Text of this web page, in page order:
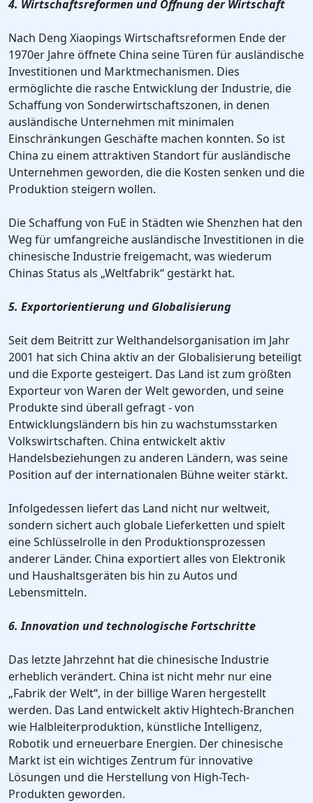
4. Wirtschaftsreformen und Öffnung der Wirtschaft
Nach Deng Xiaopings Wirtschaftsreformen Ende der
1970er Jahre öffnete China seine Türen für ausländische
Investitionen und Marktmechanismen. Dies
ermöglichte die rasche Entwicklung der Industrie, die
Schaffung von Sonderwirtschaftszonen, in denen
ausländische Unternehmen mit minimalen
Einschränkungen Geschäfte machen konnten. So ist
China zu einem attraktiven Standort für ausländische
Unternehmen geworden, die die Kosten senken und die
Produktion steigern wollen.
Die Schaffung von FuE in Städten wie Shenzhen hat den
Weg für umfangreiche ausländische Investitionen in die
chinesische Industrie freigemacht, was wiederum
Chinas Status als „Weltfabrik“ gestärkt hat.
5. Exportorientierung und Globalisierung
Seit dem Beitritt zur Welthandelsorganisation im Jahr
2001 hat sich China aktiv an der Globalisierung beteiligt
und die Exporte gesteigert. Das Land ist zum größten
Exporteur von Waren der Welt geworden, und seine
Produkte sind überall gefragt - von
Entwicklungsländern bis hin zu wachstumsstarken
Volkswirtschaften. China entwickelt aktiv
Handelsbeziehungen zu anderen Ländern, was seine
Position auf der internationalen Bühne weiter stärkt.
Infolgedessen liefert das Land nicht nur weltweit,
sondern sichert auch globale Lieferketten und spielt
eine Schlüsselrolle in den Produktionsprozessen
anderer Länder. China exportiert alles von Elektronik
und Haushaltsgeräten bis hin zu Autos und
Lebensmitteln.
6. Innovation und technologische Fortschritte
Das letzte Jahrzehnt hat die chinesische Industrie
erheblich verändert. China ist nicht mehr nur eine
„Fabrik der Welt“, in der billige Waren hergestellt
werden. Das Land entwickelt aktiv Hightech-Branchen
wie Halbleiterproduktion, künstliche Intelligenz,
Robotik und erneuerbare Energien. Der chinesische
Markt ist ein wichtiges Zentrum für innovative
Lösungen und die Herstellung von High-Tech-
Produkten geworden.